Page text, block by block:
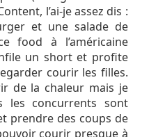
l’ai-je assez dis :
et une salade de
food à l’américaine
un short et profite
courir les filles.
de la chaleur mais je
les concurrents sont
prendre des coups de
courir presque à